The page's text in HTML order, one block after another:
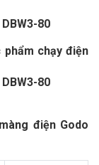
chạy điện
điện Godo